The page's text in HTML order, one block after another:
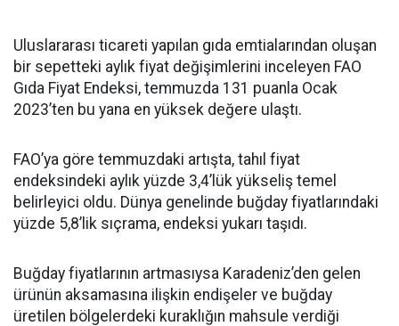
Uluslararası ticareti yapılan gıda emtialarından oluşan
bir sepetteki aylık fiyat değişimlerini inceleyen FAO
Gıda Fiyat Endeksi, temmuzda 131 puanla Ocak
2023’ten bu yana en yüksek değere ulaştı.
FAO’ya göre temmuzdaki artışta, tahıl fiyat
endeksindeki aylık yüzde 3,4’lük yükseliş temel
belirleyici oldu. Dünya genelinde buğday fiyatlarındaki
yüzde 5,8’lik sıçrama, endeksi yukarı taşıdı.
Buğday fiyatlarının artmasıysa Karadeniz’den gelen
ürünün aksamasına ilişkin endişeler ve buğday
üretilen bölgelerdeki kuraklığın mahsule verdiği